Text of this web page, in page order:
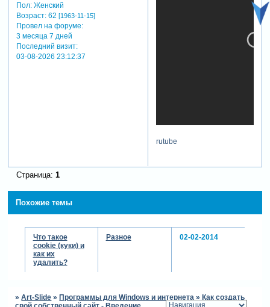
Пол:Женский
Возраст:62 [1963-11-15]
Провел на форуме:
3 месяца 7 дней
Последний визит:
03-08-2026 23:12:37
rutube
Страница: 1
Похожие темы
Что такое
cookie (куки) и
как их
удалить?
Разное 02-02-2014
»Art-Slide » Программы для Windows и интернета » Как создать